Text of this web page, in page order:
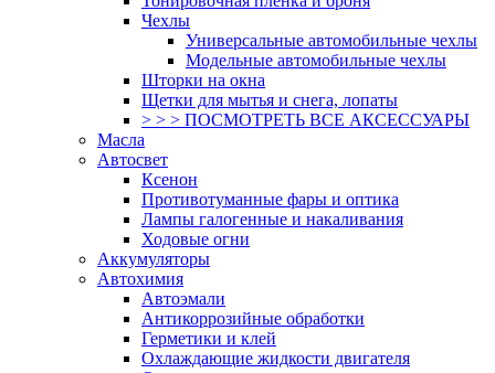
Чехлы
Универсальные автомобильные чехлы
Модельные автомобильные чехлы
Шторки на окна
Щетки для мытья и снега, лопаты
> > > ПОСМОТРЕТЬ ВСЕ АКСЕССУАРЫ
Масла
Автосвет
Ксенон
Противотуманные фары и оптика
Лампы галогенные и накаливания
Ходовые огни
Аккумуляторы
Автохимия
Автоэмали
Антикоррозийные обработки
Герметики и клей
Охлаждающие жидкости двигателя